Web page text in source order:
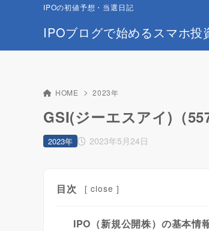
IPOブログで始めるスマホ投
IPOの初値予想・当選日記
HOME 2023年
GSI(ジーエスアイ)（
2023年 2023年5月24日
目次 [ close ]
IPO（新規公開株）の基本情